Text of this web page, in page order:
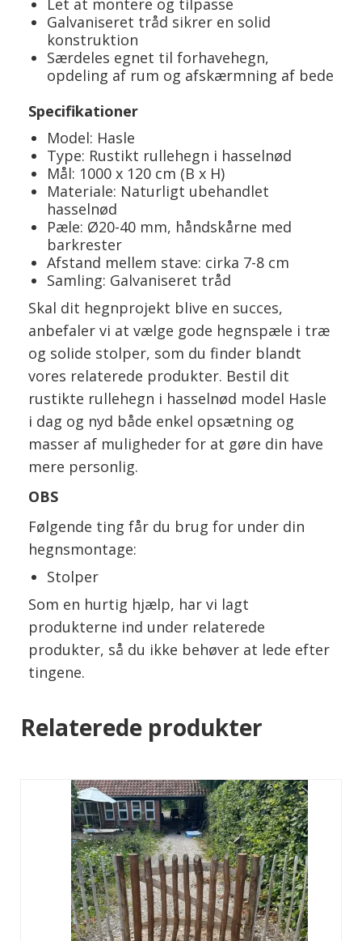
Let at montere og tilpasse
Galvaniseret tråd sikrer en solid
konstruktion
Særdeles egnet til forhavehegn,
opdeling af rum og afskærmning af bede
Specifikationer
Model: Hasle
Type: Rustikt rullehegn i hasselnød
Mål: 1000 x 120 cm (B x H)
Materiale: Naturligt ubehandlet
hasselnød
Pæle: Ø20-40 mm, håndskårne med
barkrester
Afstand mellem stave: cirka 7-8 cm
Samling: Galvaniseret tråd
Skal dit hegnprojekt blive en succes,
anbefaler vi at vælge gode hegnspæle i træ
og solide stolper, som du finder blandt
vores relaterede produkter. Bestil dit
rustikte rullehegn i hasselnød model Hasle
i dag og nyd både enkel opsætning og
masser af muligheder for at gøre din have
mere personlig.
OBS
Følgende ting får du brug for under din
hegnsmontage:
Stolper
Som en hurtig hjælp, har vi lagt
produkterne ind under relaterede
produkter, så du ikke behøver at lede efter
tingene.
Relaterede produkter